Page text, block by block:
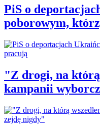
PiS o
poborowym,
"Z drogi, na którą
kampanii